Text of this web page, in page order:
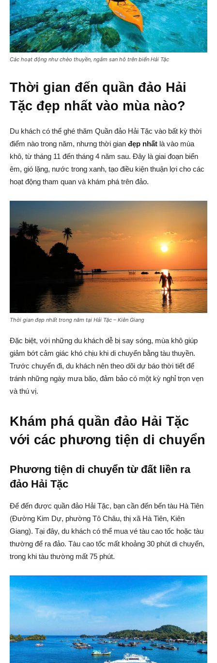
Các hoạt động như chèo thuyền, ngắm san hô trên biển Hải Tặc
Thời gian đến quần đảo Hải
Tặc đẹp nhất vào mùa nào?
Du khách có thể ghé thăm Quần đảo Hải Tặc vào bất kỳ thời
điểm nào trong năm, nhưng thời gian đẹp nhất là vào mùa
khô, từ tháng 11 đến tháng 4 năm sau. Đây là giai đoạn biển
êm, gió lặng, nước trong xanh, tạo điều kiện thuận lợi cho các
hoạt động tham quan và khám phá trên đảo.
Thời gian đẹp nhất trong năm tại Hải Tặc – Kiên Giang
Đặc biệt, với những du khách dễ bị say sóng, mùa khô giúp
giảm bớt cảm giác khó chịu khi di chuyển bằng tàu thuyền.
Trước chuyến đi, du khách nên theo dõi dự báo thời tiết để
tránh những ngày mưa bão, đảm bảo có một kỳ nghỉ trọn vẹn
và thú vị.
Khám phá quần đảo Hải Tặc
với các phương tiện di chuyển
Phương tiện di chuyển từ đất liền ra
đảo Hải Tặc
Để đến được quần đảo Hải Tặc, bạn cần đến bến tàu Hà Tiên
(Đường Kim Dự, phường Tô Châu, thị xã Hà Tiên, Kiên
Giang). Tại đây, du khách có thể mua vé tàu cao tốc hoặc tàu
thường để ra đảo. Tàu cao tốc mất khoảng 30 phút di chuyển,
trong khi tàu thường mất 75 phút.